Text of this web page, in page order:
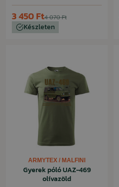
4 070 Ft
3 450 Ft
Készleten
ARMYTEX / MALFINI
Gyerek póló UAZ-469
olívazöld